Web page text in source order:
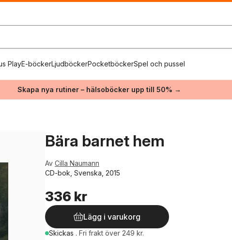
PlayE-böckerLjudböckerPocketböckerSpel och pussel
Skapa nya rutiner – hälsoböcker upp till 50% →
Bära barnet hem
Av Cilla Naumann
CD-bok, Svenska, 2015
336 kr
Lägg i varukorg
Skickas . Fri frakt över 249 kr.